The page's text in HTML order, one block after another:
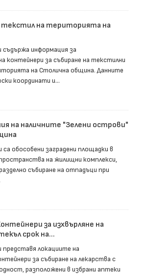
текстил на територията на
информация за
контейнери за събиране на текстилни
на Столична община. Данните
координати и...
на наличните "Зелени острови"
обособени заградени площадки в
на жилищни комплекси,
събиране на отпадъци при
за изхвърляне на
срок на...
локациите на
за събиране на лекарства с
разположени в избрани аптеки